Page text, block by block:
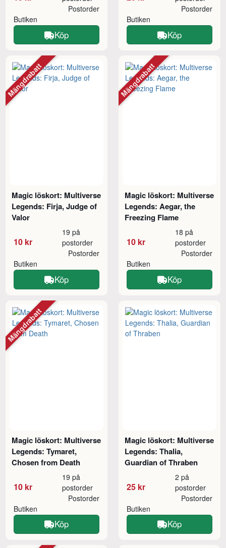
Butiken
Postorder
Köp
Butiken
Postorder
Köp
Magic löskort: Multiverse
Legends: Firja, Judge of
Valor
10 kr
19 på
postorder
Butiken
Postorder
Köp
Mängdrabatt
Magic löskort: Multiverse
Legends: Aegar, the
Freezing Flame
10 kr
18 på
postorder
Butiken
Postorder
Köp
Mängdrabatt
Magic löskort: Multiverse
Legends: Tymaret,
Chosen from Death
10 kr
19 på
postorder
Butiken
Postorder
Köp
Mängdrabatt
Magic löskort: Multiverse
Legends: Thalia,
Guardian of Thraben
25 kr
2 på
postorder
Butiken
Postorder
Köp